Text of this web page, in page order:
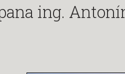
ing.